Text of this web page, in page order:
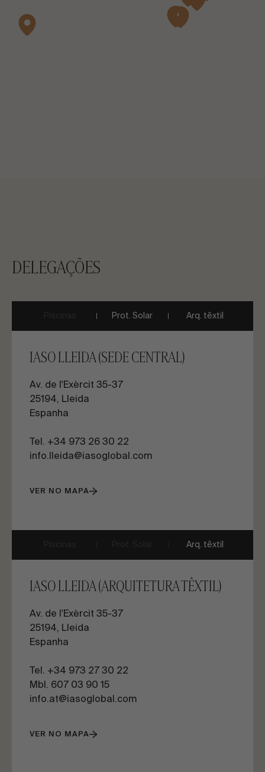
DELEGAÇÕES
Prot. Solar Arq. têxtil
IASO LLEIDA (SEDE CENTRAL)
Av. de l'Exèrcit 35-37
25194, Lleida
Espanha
Tel. +34 973 26 30 22
info.lleida@iasoglobal.com
VER NO MAPA
Arq. têxtil
IASO LLEIDA (ARQUITETURA TÊXTIL)
Av. de l'Exèrcit 35-37
25194, Lleida
Espanha
Tel. +34 973 27 30 22
Mbl. 607 03 90 15
info.at@iasoglobal.com
VER NO MAPA